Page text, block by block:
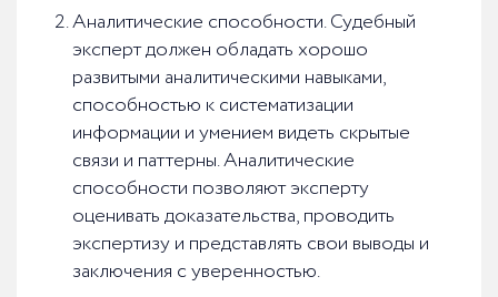
Аналитические способности. Судебный
эксперт должен обладать хорошо
развитыми аналитическими навыками,
способностью к систематизации
информации и умением видеть скрытые
связи и паттерны. Аналитические
способности позволяют эксперту
оценивать доказательства, проводить
экспертизу и представлять свои выводы и
заключения с уверенностью.